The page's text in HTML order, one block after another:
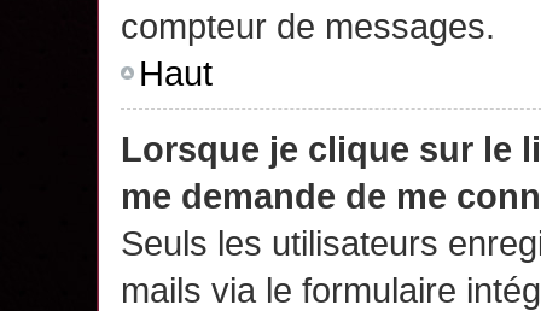
compteur de messages.
Haut
Lorsque je clique sur le
me demande de me
Seuls les utilisateurs
mails via le formulaire